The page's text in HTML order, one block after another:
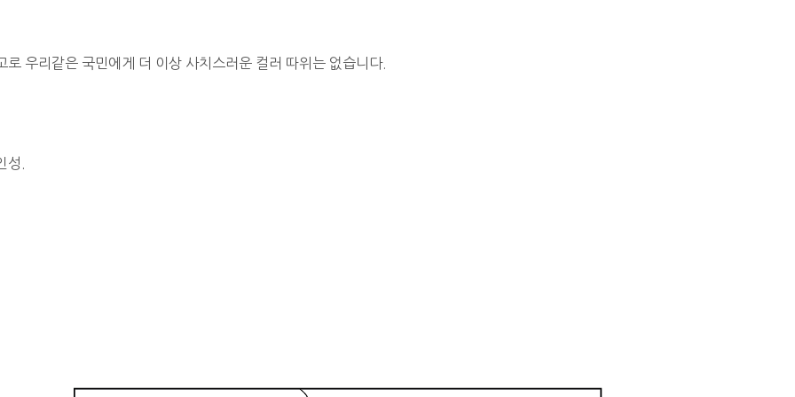
로 우리같은 국민에게 더 이상 사치스러운 컬러 따위는 없습니다.
성.